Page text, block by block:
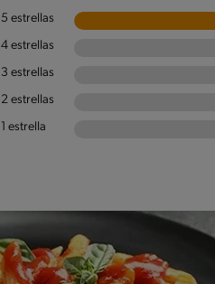
5 estrellas
4 estrellas
3 estrellas
2 estrellas
1 estrella